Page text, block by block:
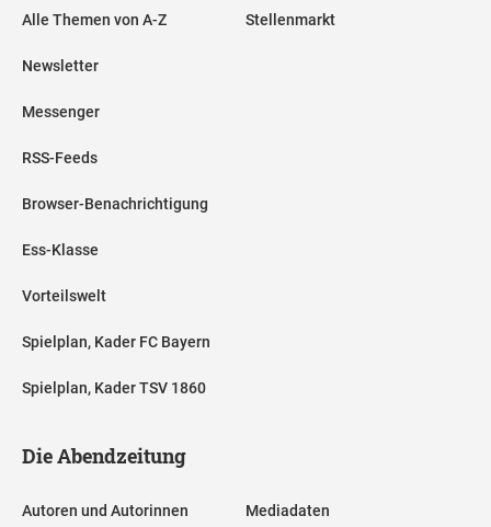
Alle Themen von A-Z
Newsletter
Messenger
RSS-Feeds
Browser-Benachrichtigung
Ess-Klasse
Vorteilswelt
Spielplan, Kader FC Bayern
Spielplan, Kader TSV 1860
Stellenmarkt
Die Abendzeitung
Autoren und Autorinnen Mediadaten